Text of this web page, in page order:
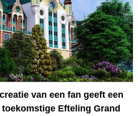
van een fan geeft een
Efteling Grand